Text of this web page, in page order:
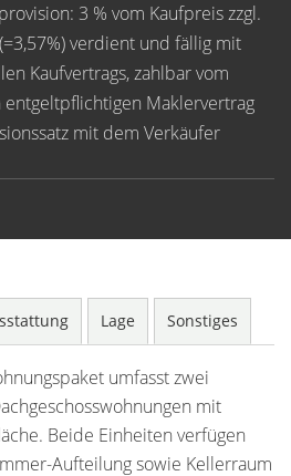
3 % vom Kaufpreis zzgl.
verdient und fällig mit
Kaufvertrags, zahlbar vom
entgeltpflichtigen Maklervertrag
mit dem Verkäufer
Lage Sonstiges
umfasst zwei
mit
Beide Einheiten verfügen
Aufteilung sowie Kellerraum